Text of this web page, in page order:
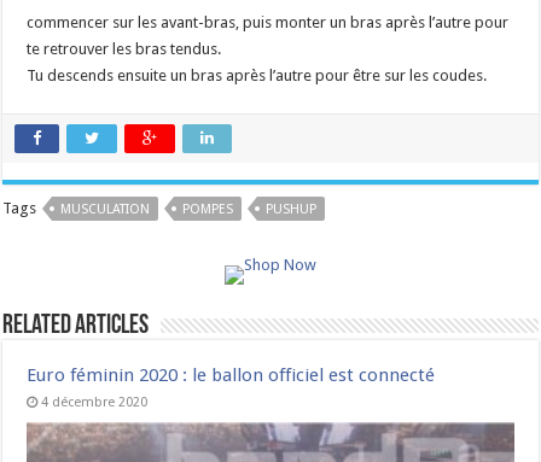
commencer sur les avant-bras, puis monter un bras après l’autre pour
te retrouver les bras tendus.
Tu descends ensuite un bras après l’autre pour être sur les coudes.
Tags MUSCULATION POMPES PUSHUP
Related Articles
Euro féminin 2020 : le ballon officiel est connecté
4 décembre 2020